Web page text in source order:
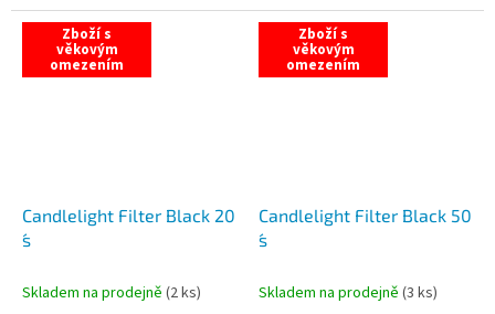
krabičce.
Zboží s
věkovým
omezením
Candlelight Filter Black 20
´s
Skladem na prodejně (2 ks)
Zboží s
věkovým
omezením
Candlelight Filter Black 50
´s
Skladem na prodejně (3 ks)